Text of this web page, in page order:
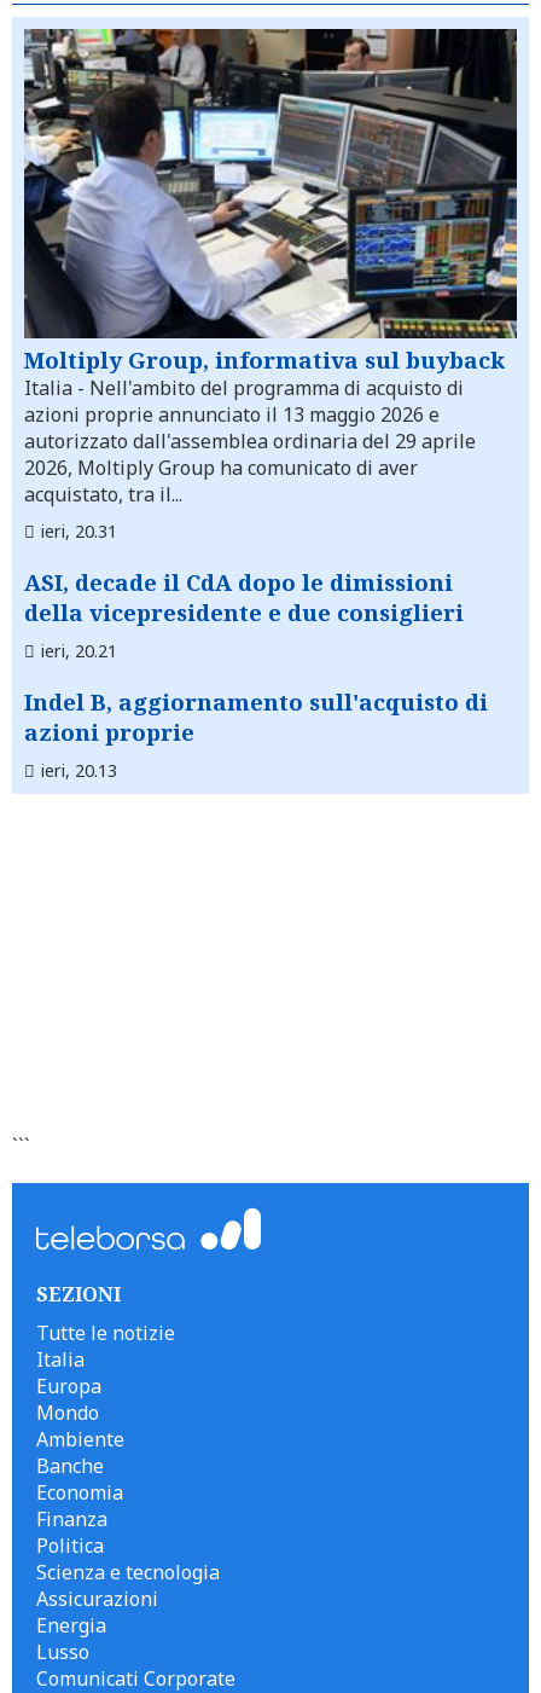
Moltiply Group, informativa sul buyback
Italia - Nell'ambito del programma di acquisto di
azioni proprie annunciato il 13 maggio 2026 e
autorizzato dall'assemblea ordinaria del 29 aprile
2026, Moltiply Group ha comunicato di aver
acquistato, tra il...
ieri, 20.31
ASI, decade il CdA dopo le dimissioni
della vicepresidente e due consiglieri
ieri, 20.21
Indel B, aggiornamento sull'acquisto di
azioni proprie
ieri, 20.13
```
SEZIONI
Tutte le notizie
Italia
Europa
Mondo
Ambiente
Banche
Economia
Finanza
Politica
Scienza e tecnologia
Assicurazioni
Energia
Lusso
Comunicati Corporate